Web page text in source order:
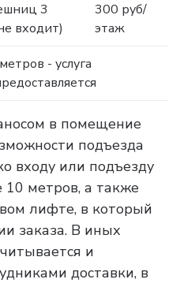
3
входит)
300 руб/
этаж
- услуга
в помещение
подъезда
входу или подъезду
10 метров, а также
лифте, в который
заказа. В иных
и
доставки, в